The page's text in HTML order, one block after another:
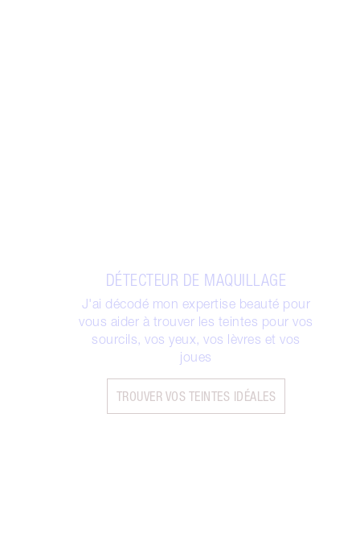
DÉTECTEUR DE MAQUILLAGE
J'ai décodé mon expertise beauté pour
vous aider à trouver les teintes pour vos
sourcils, vos yeux, vos lèvres et vos
joues
TROUVER VOS TEINTES IDÉALES